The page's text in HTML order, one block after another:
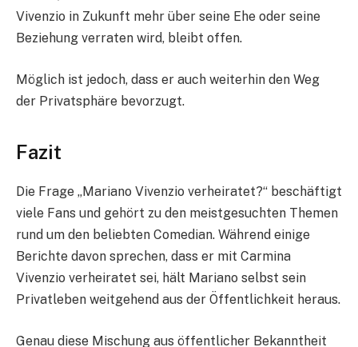
Vivenzio in Zukunft mehr über seine Ehe oder seine
Beziehung verraten wird, bleibt offen.
Möglich ist jedoch, dass er auch weiterhin den Weg
der Privatsphäre bevorzugt.
Fazit
Die Frage „Mariano Vivenzio verheiratet?“ beschäftigt
viele Fans und gehört zu den meistgesuchten Themen
rund um den beliebten Comedian. Während einige
Berichte davon sprechen, dass er mit Carmina
Vivenzio verheiratet sei, hält Mariano selbst sein
Privatleben weitgehend aus der Öffentlichkeit heraus.
Genau diese Mischung aus öffentlicher Bekanntheit